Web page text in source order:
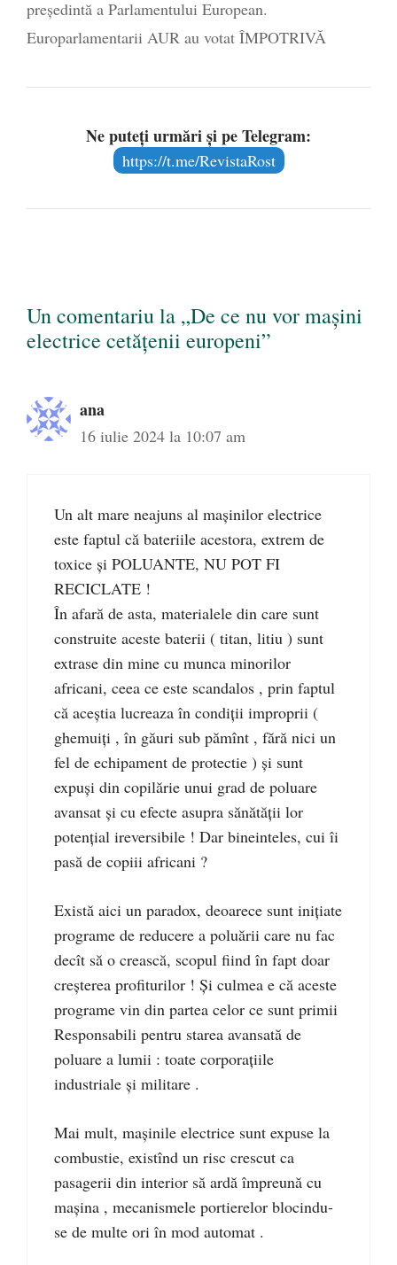
președintă a Parlamentului European.
Europarlamentarii AUR au votat ÎMPOTRIVĂ
Ne puteți urmări și pe Telegram:
https://t.me/RevistaRost
Un comentariu la „De ce nu vor mașini
electrice cetățenii europeni”
ana
16 iulie 2024 la 10:07 am
Un alt mare neajuns al mașinilor electrice
este faptul că bateriile acestora, extrem de
toxice și POLUANTE, NU POT FI
RECICLATE !
În afară de asta, materialele din care sunt
construite aceste baterii ( titan, litiu ) sunt
extrase din mine cu munca minorilor
africani, ceea ce este scandalos , prin faptul
că aceștia lucreaza în condiții improprii (
ghemuiți , în găuri sub pămînt , fără nici un
fel de echipament de protectie ) și sunt
expuși din copilărie unui grad de poluare
avansat și cu efecte asupra sănătății lor
potențial ireversibile ! Dar bineinteles, cui îi
pasă de copiii africani ?
Există aici un paradox, deoarece sunt inițiate
programe de reducere a poluării care nu fac
decît să o crească, scopul fiind în fapt doar
creșterea profiturilor ! Și culmea e că aceste
programe vin din partea celor ce sunt primii
Responsabili pentru starea avansată de
poluare a lumii : toate corporațiile
industriale și militare .
Mai mult, mașinile electrice sunt expuse la
combustie, existînd un risc crescut ca
pasagerii din interior să ardă împreună cu
mașina , mecanismele portierelor blocindu-
se de multe ori în mod automat .